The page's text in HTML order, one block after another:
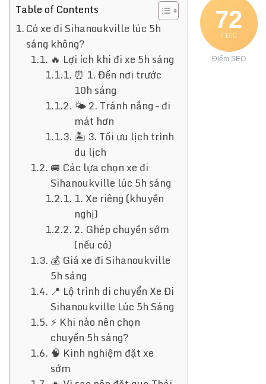
72
/ 100
Điểm SEO
Table of Contents
Có xe đi Sihanoukville lúc 5h
sáng không?
🔥 Lợi ích khi đi xe 5h sáng
⏰ 1. Đến nơi trước
10h sáng
🌤️ 2. Tránh nắng – đi
mát hơn
🏝️ 3. Tối ưu lịch trình
du lịch
🚐 Các lựa chọn xe đi
Sihanoukville lúc 5h sáng
1. Xe riêng (khuyến
nghị)
2. Ghép chuyến sớm
(nếu có)
💰 Giá xe đi Sihanoukville
5h sáng
📍 Lộ trình di chuyển Xe Đi
Sihanoukville Lúc 5h Sáng
⚡ Khi nào nên chọn
chuyến 5h sáng?
🧠 Kinh nghiệm đặt xe
sớm